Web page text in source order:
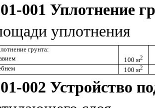
001 Уплотнение
уплотнения
грунта:
100 м2
100 м2
002 Устройство